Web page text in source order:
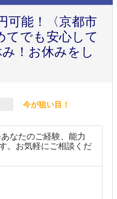
可能！〈京都市
てでも安心して
！お休みをし
今が狙い目！
なたのご経験、能力
。お気軽にご相談くだ